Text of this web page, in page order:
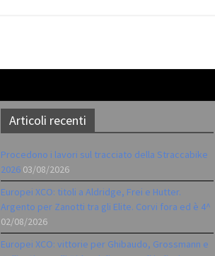
Articoli recenti
Procedono i lavori sul tracciato della Straccabike
2026 03/08/2026
Europei XCO: titoli a Aldridge, Frei e Hutter.
Argento per Zanotti tra gli Elite. Corvi fora ed è 4^
02/08/2026
Europei XCO: vittorie per Ghibaudo, Grossmann e